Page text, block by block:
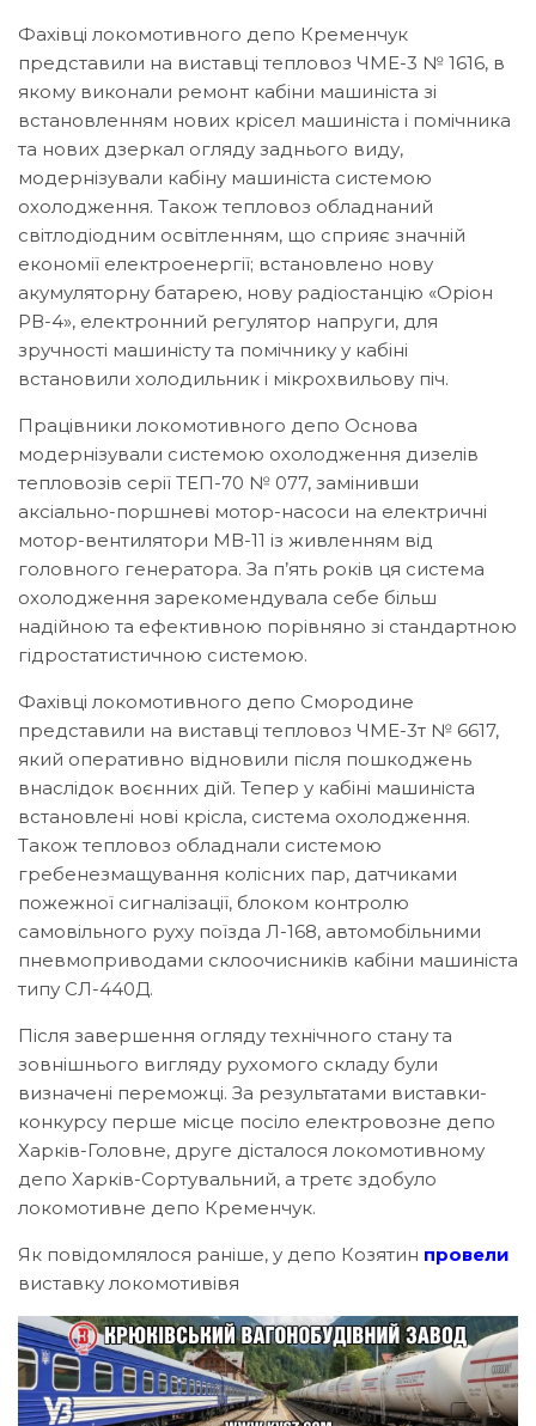
Фахівці локомотивного депо Кременчук
представили на виставці тепловоз ЧМЕ-3 № 1616, в
якому виконали ремонт кабіни машиніста зі
встановленням нових крісел машиніста і помічника
та нових дзеркал огляду заднього виду,
модернізували кабіну машиніста системою
охолодження. Також тепловоз обладнаний
світлодіодним освітленням, що сприяє значній
економії електроенергії; встановлено нову
акумуляторну батарею, нову радіостанцію «Оріон
РВ-4», електронний регулятор напруги, для
зручності машиністу та помічнику у кабіні
встановили холодильник і мікрохвильову піч.
Працівники локомотивного депо Основа
модернізували системою охолодження дизелів
тепловозів серії ТЕП-70 № 077, замінивши
аксіально-поршневі мотор-насоси на електричні
мотор-вентилятори МВ-11 із живленням від
головного генератора. За п’ять років ця система
охолодження зарекомендувала себе більш
надійною та ефективною порівняно зі стандартною
гідростатистичною системою.
Фахівці локомотивного депо Смородине
представили на виставці тепловоз ЧМЕ-3т № 6617,
який оперативно відновили після пошкоджень
внаслідок воєнних дій. Тепер у кабіні машиніста
встановлені нові крісла, система охолодження.
Також тепловоз обладнали системою
гребенезмащування колісних пар, датчиками
пожежної сигналізації, блоком контролю
самовільного руху поїзда Л-168, автомобільними
пневмоприводами склоочисників кабіни машиніста
типу СЛ-440Д.
Після завершення огляду технічного стану та
зовнішнього вигляду рухомого складу були
визначені переможці. За результатами виставки-
конкурсу перше місце посіло електровозне депо
Харків-Головне, друге дісталося локомотивному
депо Харків-Сортувальний, а третє здобуло
локомотивне депо Кременчук.
Як повідомлялося раніше, у депо Козятин провели
виставку локомотивівя